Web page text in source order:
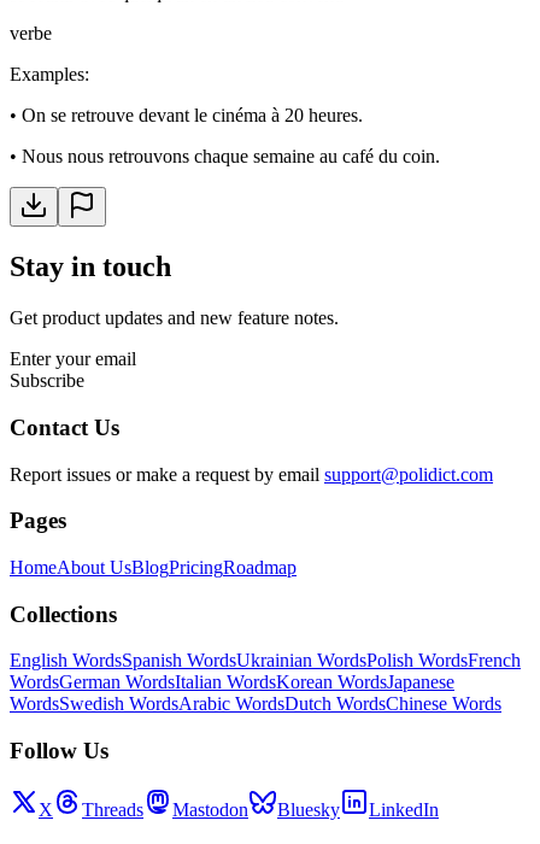
verbe
Examples:
• On se retrouve devant le cinéma à 20 heures.
• Nous nous retrouvons chaque semaine au café du coin.
Stay in touch
Get product updates and new feature notes.
Enter your email
Subscribe
Contact Us
Report issues or make a request by email support@polidict.com
Pages
HomeAbout UsBlogPricingRoadmap
Collections
English WordsSpanish WordsUkrainian WordsPolish WordsFrench
WordsGerman WordsItalian WordsKorean WordsJapanese
WordsSwedish WordsArabic WordsDutch WordsChinese Words
Follow Us
X Threads Mastodon Bluesky LinkedIn